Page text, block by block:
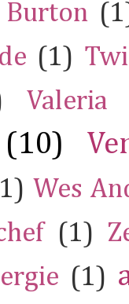
(1)
Valeria
(10)
Wes
(1)
(1)